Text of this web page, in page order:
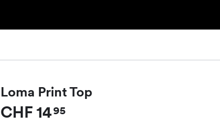
Loma Print Top
CHF 1495